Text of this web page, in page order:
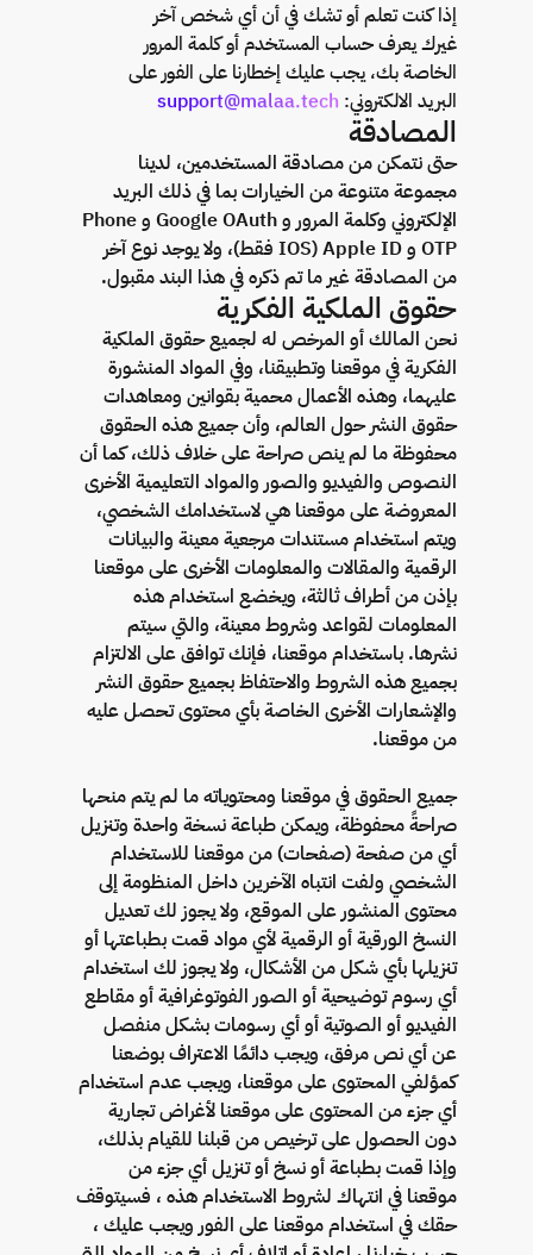
إذا كنت تعلم أو تشك في أن أي شخص آخر
غيرك يعرف حساب المستخدم أو كلمة المرور
الخاصة بك، يجب عليك إخطارنا على الفور على
البريد الالكتروني: support@malaa.tech
المصادقة
حتى نتمكن من مصادقة المستخدمين، لدينا
مجموعة متنوعة من الخيارات بما في ذلك البريد
الإلكتروني وكلمة المرور و Google OAuth و Phone
OTP و Apple ID (IOS فقط)، ولا يوجد نوع آخر
من المصادقة غير ما تم ذكره في هذا البند مقبول.
حقوق الملكية الفكرية
نحن المالك أو المرخص له لجميع حقوق الملكية
الفكرية في موقعنا وتطبيقنا، وفي المواد المنشورة
عليهما، وهذه الأعمال محمية بقوانين ومعاهدات
حقوق النشر حول العالم، وأن جميع هذه الحقوق
محفوظة ما لم ينص صراحة على خلاف ذلك، كما أن
النصوص والفيديو والصور والمواد التعليمية الأخرى
المعروضة على موقعنا هي لاستخدامك الشخصي،
ويتم استخدام مستندات مرجعية معينة والبيانات
الرقمية والمقالات والمعلومات الأخرى على موقعنا
بإذن من أطراف ثالثة، ويخضع استخدام هذه
المعلومات لقواعد وشروط معينة، والتي سيتم
نشرها. باستخدام موقعنا، فإنك توافق على الالتزام
بجميع هذه الشروط والاحتفاظ بجميع حقوق النشر
والإشعارات الأخرى الخاصة بأي محتوى تحصل عليه
من موقعنا.
جميع الحقوق في موقعنا ومحتوياته ما لم يتم منحها
صراحةً محفوظة، ويمكن طباعة نسخة واحدة وتنزيل
أي من صفحة (صفحات) من موقعنا للاستخدام
الشخصي ولفت انتباه الآخرين داخل المنظومة إلى
محتوى المنشور على الموقع، ولا يجوز لك تعديل
النسخ الورقية أو الرقمية لأي مواد قمت بطباعتها أو
تنزيلها بأي شكل من الأشكال، ولا يجوز لك استخدام
أي رسوم توضيحية أو الصور الفوتوغرافية أو مقاطع
الفيديو أو الصوتية أو أي رسومات بشكل منفصل
عن أي نص مرفق، ويجب دائمًا الاعتراف بوضعنا
كمؤلفي المحتوى على موقعنا، ويجب عدم استخدام
أي جزء من المحتوى على موقعنا لأغراض تجارية
دون الحصول على ترخيص من قبلنا للقيام بذلك،
وإذا قمت بطباعة أو نسخ أو تنزيل أي جزء من
موقعنا في انتهاك لشروط الاستخدام هذه ، فسيتوقف
حقك في استخدام موقعنا على الفور ويجب عليك ،